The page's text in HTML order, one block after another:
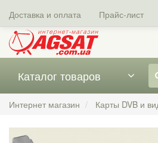
Доставка и оплата Прайс-лист
Каталог товаров
Интернет магазин Карты DVB и